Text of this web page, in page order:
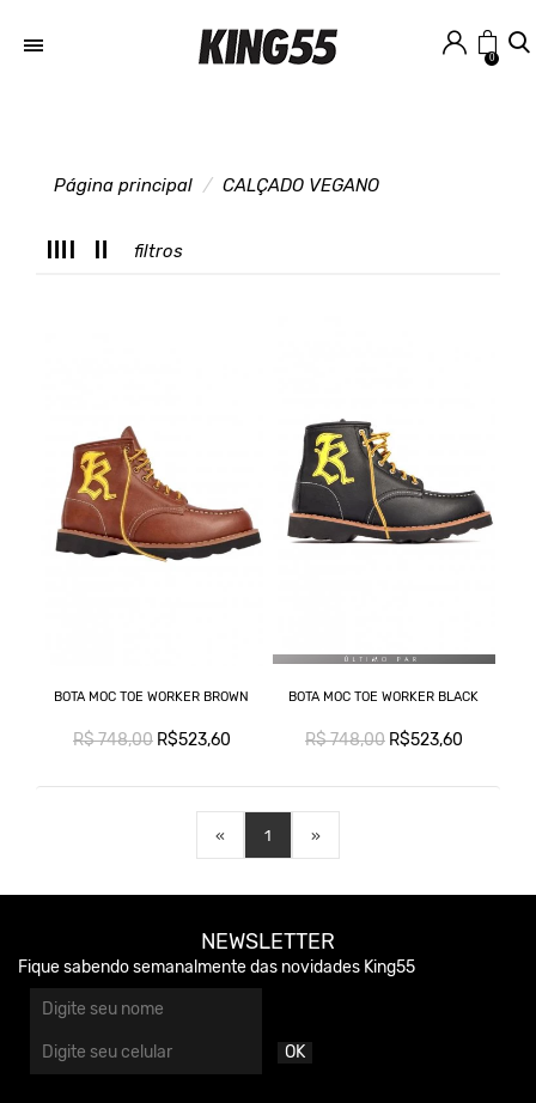
0
Página principal CALÇADO VEGANO
filtros
BOTA MOC TOE WORKER BROWN
R$ 748,00R$523,60
BOTA MOC TOE WORKER BLACK
R$ 748,00R$523,60
« 1 »
NEWSLETTER
Fique sabendo semanalmente das novidades King55
OK